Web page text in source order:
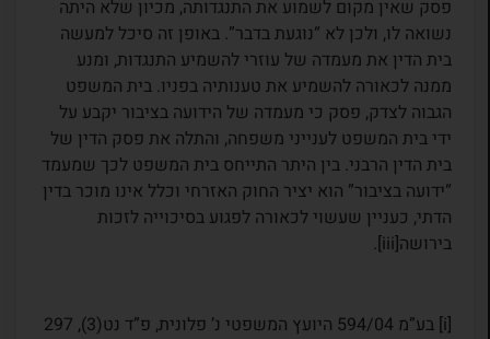
פסק שאין מקום לשמוע את התנגדותה, מכיון שלא היתה
נשואה לו, ולכן לא “נוגעת בדבר”. באופן זה סיכל למעשה
בית הדין את מעמדה של עוזרי להשמיע התנגדות, ומנע
ממנה לכאורה להשמיע את טענותיה בפניו. בית המשפט
הגבוה לצדק, פסק כי מעמדה של הידועה בציבור יקבע על
ידי בית המשפט לענייני משפחה, והתלה את פסק הדין של
בית הדין הרבני. בין היתר התייחס בית המשפט לכך שמעמד
“ידועה בציבור” הוא יציר החוק האזרחי וכלל אינו מוכר בדין
הדתי, כעניין שעשוי לכאורה לפגוע בסיכוייה לזכות
בירושה[iii].
[i] בע”מ 594/04 היועץ המשפטי נ’ פלונית, פ”ד נט(3), 297